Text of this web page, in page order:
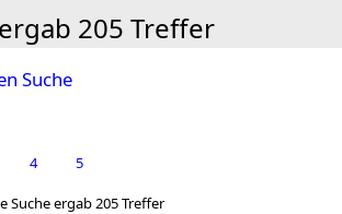
205 Treffer
Suche
4 5
Suche ergab 205 Treffer